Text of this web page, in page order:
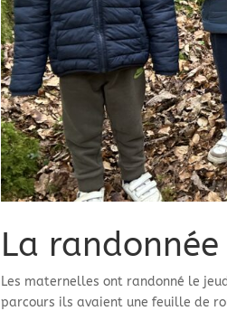
La
Les maternelles ont randonné le
parcours ils avaient une feuille de